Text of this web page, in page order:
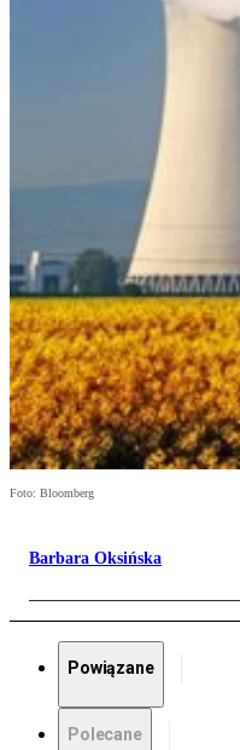
Foto: Bloomberg
Barbara Oksińska
Powiązane
Polecane